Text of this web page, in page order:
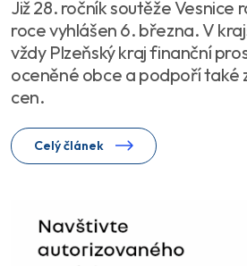
Již 28. ročník soutěže Vesnice
roce vyhlášen 6. března. V
vždy Plzeňský kraj finanční
oceněné obce a podpoří také
cen.
Celý článek